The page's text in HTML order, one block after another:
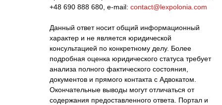
+48 690 888 680, e-mail: contact@lexpolonia.com
Данный ответ носит общий информационный
характер и не является юридической
консультацией по конкретному делу. Более
подробная оценка юридического статуса требует
анализа полного фактического состояния,
документов и прямого контакта с Адвокатом.
Окончательные выводы могут отличаться от
содержания предоставленного ответа. Портал и